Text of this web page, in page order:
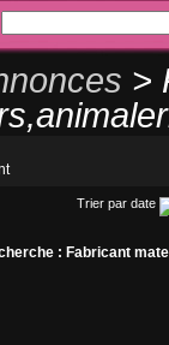
>
Trier par date
: Fabricant